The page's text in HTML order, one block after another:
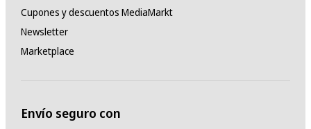
Cupones y descuentos MediaMarkt
Newsletter
Marketplace
Envío seguro con